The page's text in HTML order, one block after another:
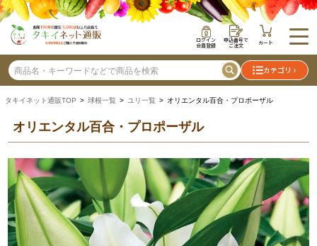
ログイン
会員登録
申込番号で
ご注文 カート
カテゴリ
タキイネット通販TOP > 球根一覧 > ユリ一覧 > オリエンタル百合・プロポーザル
オリエンタル百合・プロポーザル